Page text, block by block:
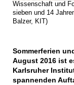
Wissenschaft und
sieben und 14
Balzer, KIT)
Sommerferien
August 2016 ist
Karlsruher
spannenden